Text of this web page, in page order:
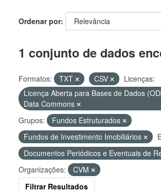
Ordenar por
1 conjunto de dados
Formatos: TXT CSV
Licenças:
Licença Aberta para Bases de Dados
Data Commons
Grupos:
Fundos Estruturados
Fundos de Investimento Imobiliários
Documentos Periódicos e Eventuais de
Organizações:
CVM
Filtrar Resultados